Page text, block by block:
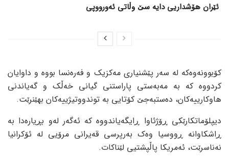
ئێران هۆشداریی دایە سێ وڵاتی ئەورووپی
کۆبوونەوەکە لە سەر پێشنیاری مەکزیک و فەرەنسا بووە و داوایان
کردووە کە بە مەبەستی پاراستنی گیانی خەڵک و گەیاندنی
هاوکارییەکان، دەستبەجێ کۆتایی بە توندووتیژییەکان بهێنرێت.
دیپلۆماتکارێکی ڕۆژئاوا ڕایگەیاندووە کە ئەگەر لەو بڕیارەدا بە
ڕاشکاوانە ڕووسیا وەک بەرپرسی قەیرانی مرۆیی لە ئۆکرانیا
نەناسرێت، ئەمریکا پاڵپشتیی لێناکات.